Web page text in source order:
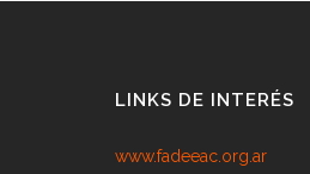
LINKS DE INTERÉS
www.fadeeac.org.ar